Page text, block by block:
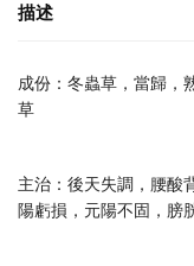
描述
成份：冬蟲草，當歸，
草
主治：後天失調，腰酸
陽虧損，元陽不固，膀